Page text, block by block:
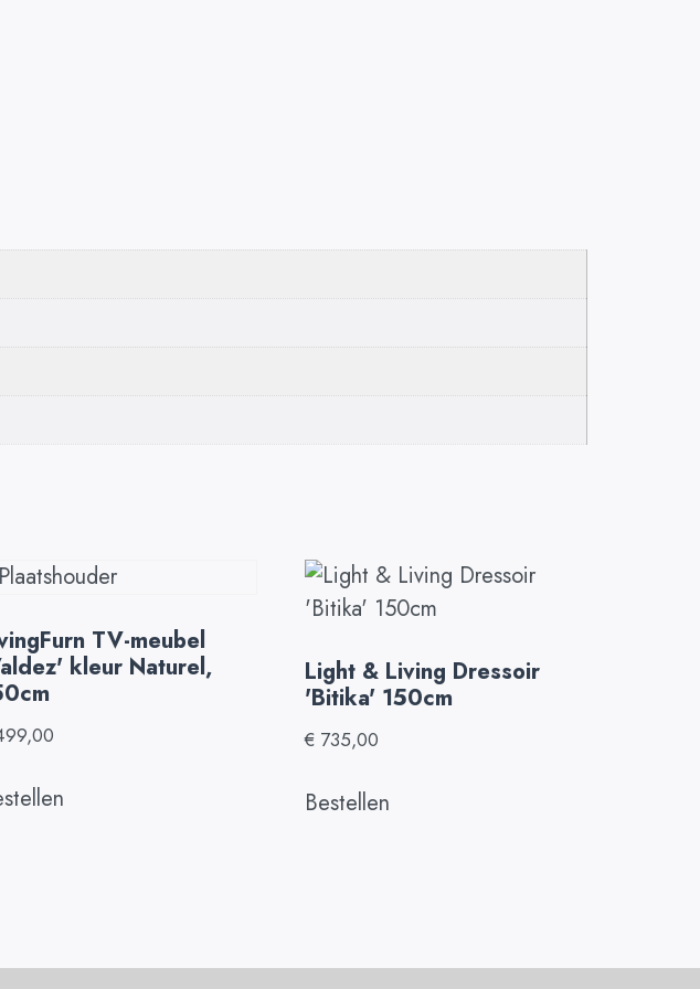
TV-meubel
kleur Naturel,
Light & Living Dressoir
'Bitika' 150cm
€ 735,00
Bestellen